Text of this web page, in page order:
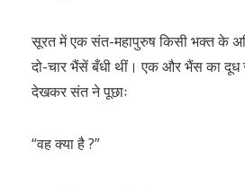
सूरत में एक संत-महापुरुष किसी भक्त के
दो-चार भैंसें बँधी थीं। एक और भैंस का
देखकर संत ने पूछाः
“वह क्या है ?”